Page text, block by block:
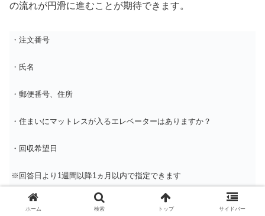
の流れが円滑に進むことが期待できます。
・注文番号
・氏名
・郵便番号、住所
・住まいにマットレスが入るエレベーターはありますか？
・回収希望日
※回答日より1週間以降1ヵ月以内で指定できます
・回収希望時間
ホーム 検索 トップ サイドバー